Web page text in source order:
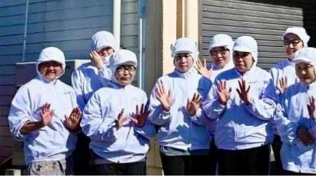
X
LINE
加盟スポットに
地域に導入を